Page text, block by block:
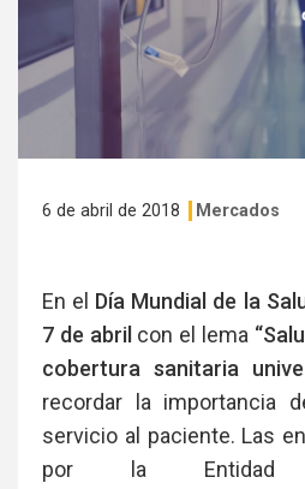
6 de abril de 2018 Mercados
En el Día Mundial de la
7 de abril con el lema
cobertura sanitaria
recordar la importancia
servicio al paciente. Las
por la Entidad